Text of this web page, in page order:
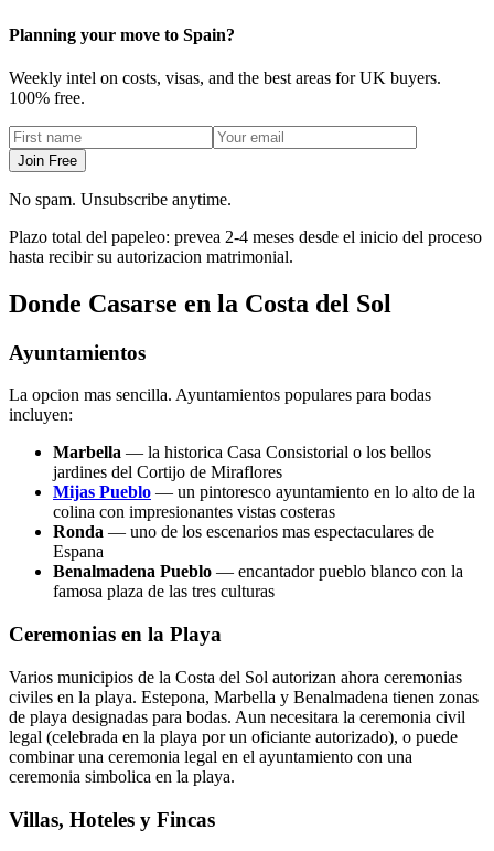
Planning your move to Spain?
Weekly intel on costs, visas, and the best areas for UK buyers.
100% free.
Join Free
No spam. Unsubscribe anytime.
Plazo total del papeleo: prevea 2-4 meses desde el inicio del proceso
hasta recibir su autorizacion matrimonial.
Donde Casarse en la Costa del Sol
Ayuntamientos
La opcion mas sencilla. Ayuntamientos populares para bodas
incluyen:
Marbella — la historica Casa Consistorial o los bellos
jardines del Cortijo de Miraflores
Mijas Pueblo — un pintoresco ayuntamiento en lo alto de la
colina con impresionantes vistas costeras
Ronda — uno de los escenarios mas espectaculares de
Espana
Benalmadena Pueblo — encantador pueblo blanco con la
famosa plaza de las tres culturas
Ceremonias en la Playa
Varios municipios de la Costa del Sol autorizan ahora ceremonias
civiles en la playa. Estepona, Marbella y Benalmadena tienen zonas
de playa designadas para bodas. Aun necesitara la ceremonia civil
legal (celebrada en la playa por un oficiante autorizado), o puede
combinar una ceremonia legal en el ayuntamiento con una
ceremonia simbolica en la playa.
Villas, Hoteles y Fincas